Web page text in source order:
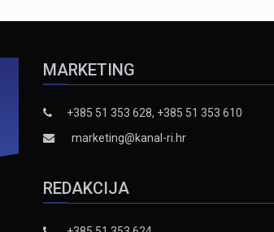
MARKETING
+385 51 353 628, +385 51 353 610
marketing@kanal-ri.hr
REDAKCIJA